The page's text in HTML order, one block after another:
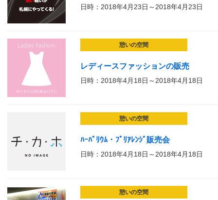
日時：2018年4月23日～2018年4月23日
憩いの空間
レディースファッションの販売
日時：2018年4月18日～2018年4月18日
憩いの空間
ﾊｰﾊﾞﾘｳﾑ・ﾌﾟﾘｱﾚﾝｼﾞ販売会
日時：2018年4月18日～2018年4月18日
憩いの空間